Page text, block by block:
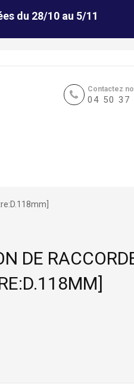
du 28/10 au 5/11
Contactez
04 50 37
DE